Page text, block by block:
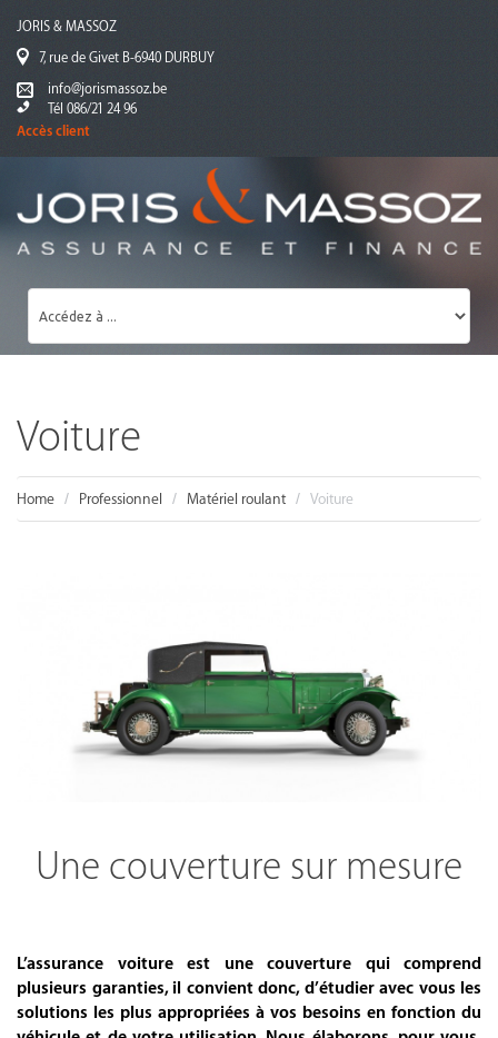
JORIS & MASSOZ
7, rue de Givet B-6940 DURBUY
info@jorismassoz.be
Tél 086/21 24 96
Accès client
Voiture
Home Professionnel Matériel roulant Voiture
Une couverture sur mesure
L’assurance voiture est une couverture qui comprend
plusieurs garanties, il convient donc, d’étudier avec vous les
solutions les plus appropriées à vos besoins en fonction du